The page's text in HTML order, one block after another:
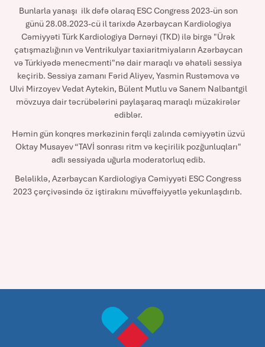
Bunlarla yanaşı ilk dəfə olaraq ESC Congress 2023-ün son
günü 28.08.2023-cü il tarixdə Azərbaycan Kardiologiya
Cəmiyyəti Türk Kardiologiya Dərnəyi (TKD) ilə birgə "Ürək
çatışmazlığının və Ventrikulyar taxiaritmiyaların Azərbaycan
və Türkiyədə menecmenti"nə dair maraqlı və əhatəli sessiya
keçirib. Sessiya zamanı Fərid Aliyev, Yasmin Rustəmova və
Ulvi Mirzoyev Vedat Aytekin, Bülent Mutlu və Sanem Nalbantgil
mövzuya dair təcrübələrini paylaşaraq maraqlı müzakirələr
ediblər.
Həmin gün konqres mərkəzinin fərqli zalında cəmiyyətin üzvü
Oktay Musayev “TAVİ sonrası ritm və keçirilik pozğunluqları"
adlı sessiyada uğurla moderatorluq edib.
Beləliklə, Azərbaycan Kardiologiya Cəmiyyəti ESC Congress
2023 çərçivəsində öz iştirakını müvəffəiyyətlə yekunlaşdırıb.